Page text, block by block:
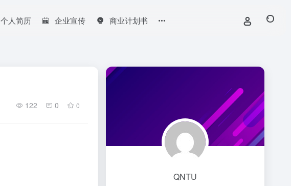
个人简历 企业宣传 商业计划书
122 0 0
QNTU